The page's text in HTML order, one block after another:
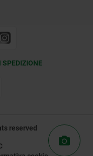
SPEDIZIONE
reserved